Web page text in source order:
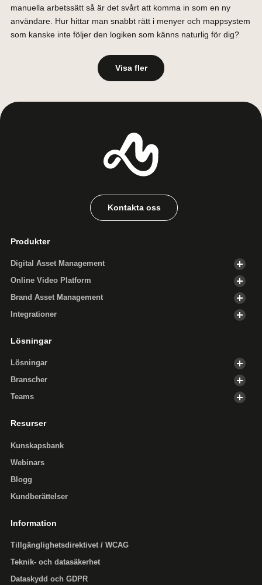
manuella arbetssätt så är det svårt att komma in som en ny
användare. Hur hittar man snabbt rätt i menyer och mappsystem
som kanske inte följer den logiken som känns naturlig för dig?
Visa fler
Kontakta oss
Produkter
Digital Asset Management
Online Video Platform
Brand Asset Management
Integrationer
Lösningar
Lösningar
Branscher
Teams
Resurser
Kunskapsbank
Webinars
Blogg
Kundberättelser
Information
Tillgänglighets­direktivet / WCAG
Teknik- och datasäkerhet
Dataskydd och GDPR